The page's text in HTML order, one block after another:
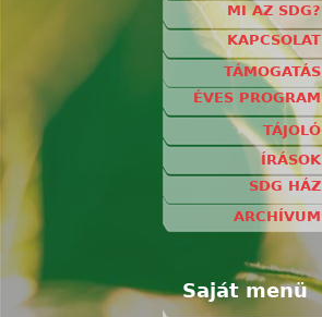
MI AZ SDG?
KAPCSOLAT
TÁMOGATÁS
ÉVES PROGRAM
TÁJOLÓ
ÍRÁSOK
SDG HÁZ
ARCHÍVUM
Saját menü